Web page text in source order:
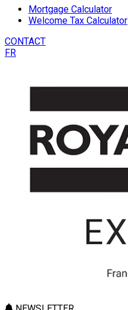
Mortgage Calculator
Welcome Tax Calculator
CONTACT
FR